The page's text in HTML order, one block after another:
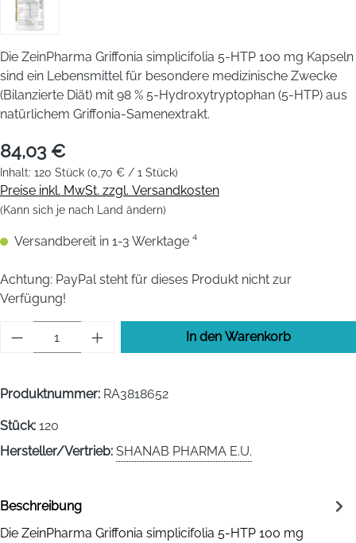
Die ZeinPharma Griffonia simplicifolia 5-HTP 100 mg Kapseln
sind ein Lebensmittel für besondere medizinische Zwecke
(Bilanzierte Diät) mit 98 % 5-Hydroxytryptophan (5-HTP) aus
natürlichem Griffonia-Samenextrakt.
84,03 €
Inhalt: 120 Stück (0,70 € / 1 Stück)
Preise inkl. MwSt. zzgl. Versandkosten
(Kann sich je nach Land ändern)
Versandbereit in 1-3 Werktage ⁴
Achtung: PayPal steht für dieses Produkt nicht zur
Verfügung!
Produkt Anzahl: Gib den gewünschten
In den Warenkorb
Produktnummer: RA3818652
Stück: 120
Hersteller/Vertrieb: SHANAB PHARMA E.U.
Beschreibung
Die ZeinPharma Griffonia simplicifolia 5-HTP 100 mg